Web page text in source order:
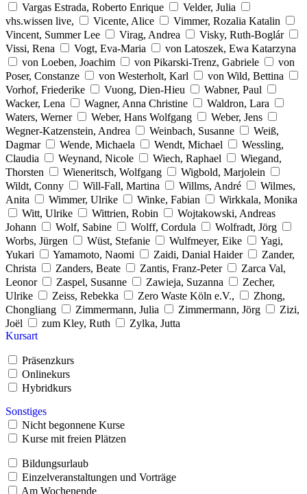
Vargas Estrada, Roberto Enrique
Velder, Julia
vhs.wissen live,
Vicente, Alice
Vimmer, Rozalia Katalin
Vincent, Summer Lee
Virag, Andrea
Visky, Ruth-Boglár
Vissi, Rena
Vogt, Eva-Maria
von Latoszek, Ewa Katarzyna
von Loeben, Joachim
von Pikarski-Trenz, Gabriele
von
Poser, Constanze
von Westerholt, Karl
von Wild, Bettina
Vorhof, Friederike
Vuong, Dien-Hieu
Wabner, Paul
Wacker, Lena
Wagner, Anna Christine
Waldron, Lara
Waters, Werner
Weber, Hans Wolfgang
Weber, Jens
Wegner-Katzenstein, Andrea
Weinbach, Susanne
Weiß,
Dagmar
Wende, Michaela Wendt, Michael
Wessling,
Claudia
Weynand, Nicole Wiech, Raphael
Wiegand,
Thorsten
Wieneritsch, Wolfgang
Wigbold, Marjolein
Wildt, Conny
Will-Fall, Martina Willms, André
Wilmes,
Anita
Wimmer, Ulrike Winke, Fabian
Wirkkala, Monika
Witt, Ulrike
Wittrien, Robin
Wojtakowski, Andreas
Johann
Wolf, Sabine Wolff, Cordula
Wolfradt, Jörg
Worbs, Jürgen
Wüst, Stefanie Wulfmeyer, Eike
Yagi,
Yukari
Yamamoto, Naomi Zaidi, Danial Haider
Zander,
Christa
Zanders, Beate Zantis, Franz-Peter
Zarca Val,
Leonor
Zaspel, Susanne Zawieja, Suzanna
Zecher,
Ulrike
Zeiss, Rebekka Zero Waste Köln e.V.,
Zhong,
Chongliang
Zimmermann, Julia Zimmermann, Jörg
Zizi,
Joël
zum Kley, Ruth
Zylka, Jutta
Kursart
Präsenzkurs
Onlinekurs
Hybridkurs
Sonstiges
Nicht begonnene Kurse
Kurse mit freien Plätzen
Bildungsurlaub
Einzelveranstaltungen und Vorträge
Am Wochenende